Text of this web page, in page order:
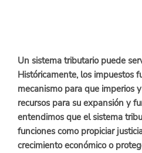
Un sistema tributario puede
Históricamente, los impuestos
mecanismo para que imperios
recursos para su expansión y
entendimos que el sistema
funciones como propiciar
crecimiento económico o